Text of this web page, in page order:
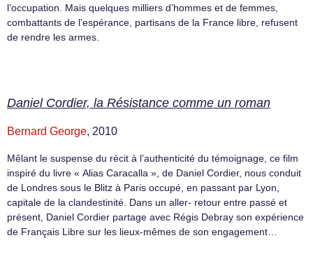
l’occupation. Mais quelques milliers d’hommes et de femmes,
combattants de l’espérance, partisans de la France libre, refusent
de rendre les armes.
Daniel Cordier, la Résistance comme un roman
Bernard George, 2010
Mêlant le suspense du récit à l’authenticité du témoignage, ce film
inspiré du livre « Alias Caracalla », de Daniel Cordier, nous conduit
de Londres sous le Blitz à Paris occupé, en passant par Lyon,
capitale de la clandestinité. Dans un aller- retour entre passé et
présent, Daniel Cordier partage avec Régis Debray son expérience
de Français Libre sur les lieux-mêmes de son engagement…